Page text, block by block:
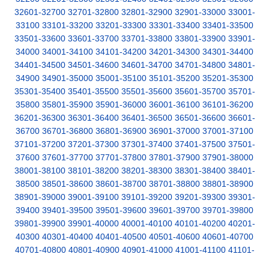
32601-32700 32701-32800 32801-32900 32901-33000 33001-
33100 33101-33200 33201-33300 33301-33400 33401-33500
33501-33600 33601-33700 33701-33800 33801-33900 33901-
34000 34001-34100 34101-34200 34201-34300 34301-34400
34401-34500 34501-34600 34601-34700 34701-34800 34801-
34900 34901-35000 35001-35100 35101-35200 35201-35300
35301-35400 35401-35500 35501-35600 35601-35700 35701-
35800 35801-35900 35901-36000 36001-36100 36101-36200
36201-36300 36301-36400 36401-36500 36501-36600 36601-
36700 36701-36800 36801-36900 36901-37000 37001-37100
37101-37200 37201-37300 37301-37400 37401-37500 37501-
37600 37601-37700 37701-37800 37801-37900 37901-38000
38001-38100 38101-38200 38201-38300 38301-38400 38401-
38500 38501-38600 38601-38700 38701-38800 38801-38900
38901-39000 39001-39100 39101-39200 39201-39300 39301-
39400 39401-39500 39501-39600 39601-39700 39701-39800
39801-39900 39901-40000 40001-40100 40101-40200 40201-
40300 40301-40400 40401-40500 40501-40600 40601-40700
40701-40800 40801-40900 40901-41000 41001-41100 41101-